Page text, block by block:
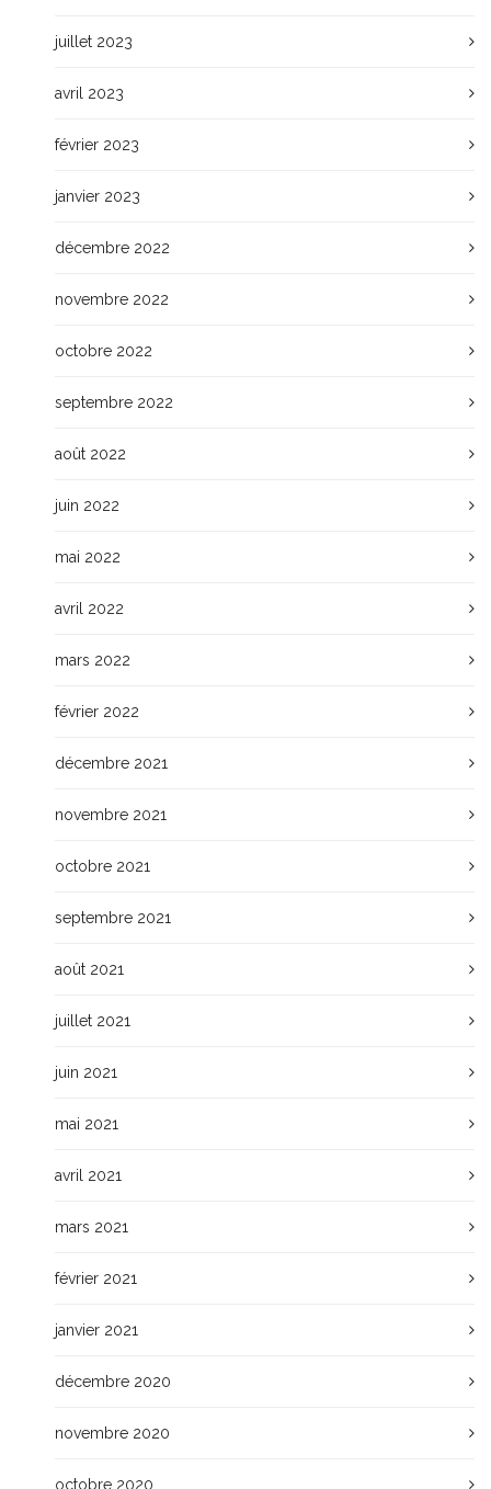
juillet 2023
avril 2023
février 2023
janvier 2023
décembre 2022
novembre 2022
octobre 2022
septembre 2022
août 2022
juin 2022
mai 2022
avril 2022
mars 2022
février 2022
décembre 2021
novembre 2021
octobre 2021
septembre 2021
août 2021
juillet 2021
juin 2021
mai 2021
avril 2021
mars 2021
février 2021
janvier 2021
décembre 2020
novembre 2020
octobre 2020